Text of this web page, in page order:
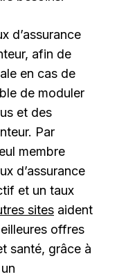
d’assurance
afin de
en cas de
de moduler
et des
Par
membre
d’assurance
et un taux
sites aident
offres
santé, grâce à